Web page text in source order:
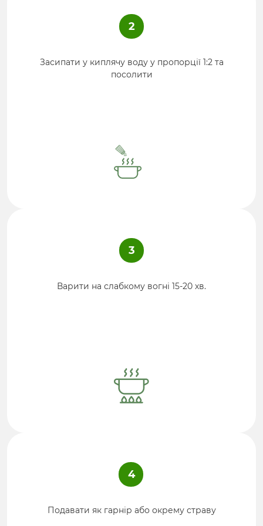
2
Засипати у киплячу воду у пропорції 1:2 та
посолити
3
Варити на слабкому вогні 15-20 хв.
4
Подавати як гарнір або окрему страву